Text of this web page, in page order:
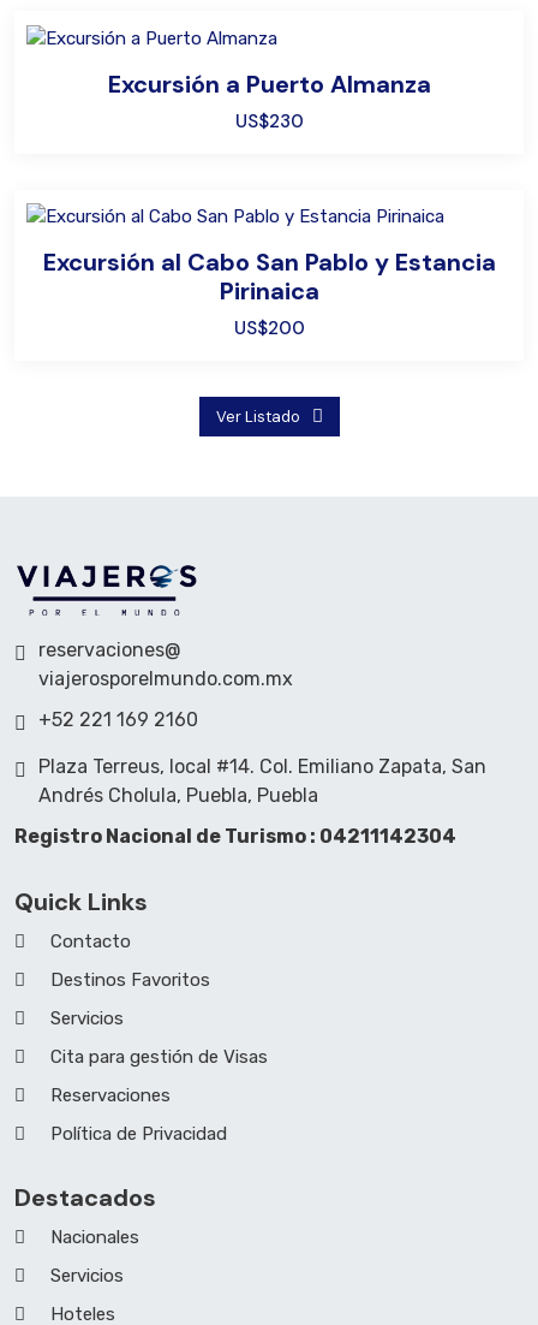
Excursión a Puerto Almanza
US$230
Excursión al Cabo San Pablo y Estancia
Pirinaica
US$200
Ver Listado
reservaciones@
viajerosporelmundo.com.mx
+52 221 169 2160
Plaza Terreus, local #14. Col. Emiliano Zapata, San
Andrés Cholula, Puebla, Puebla
Registro Nacional de Turismo : 04211142304
Quick Links
Contacto
Destinos Favoritos
Servicios
Cita para gestión de Visas
Reservaciones
Política de Privacidad
Destacados
Nacionales
Servicios
Hoteles